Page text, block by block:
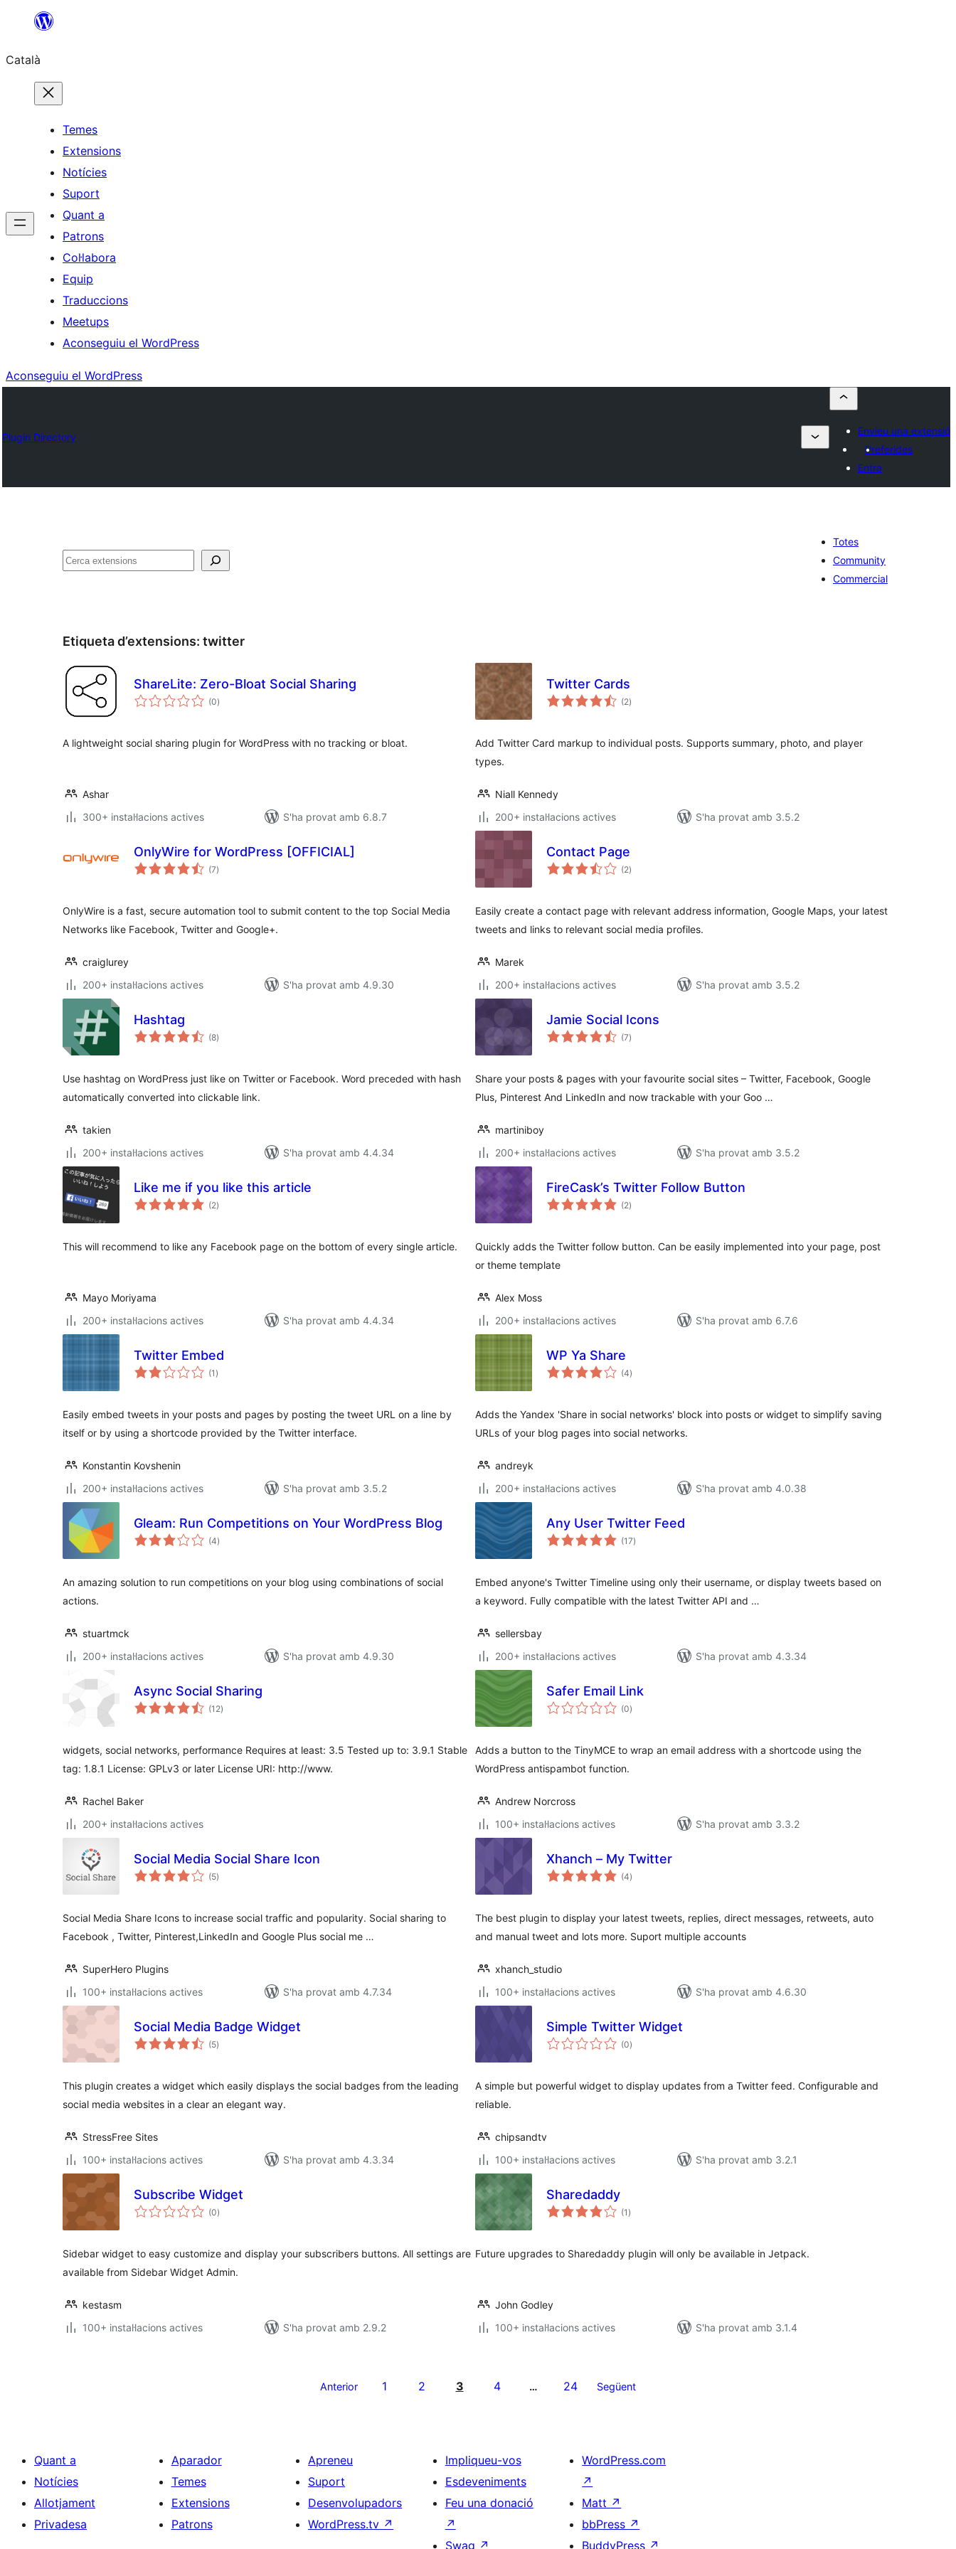
contingut
Català
Temes
Extensions
Notícies
Suport
Quant a
Patrons
Col·labora
Equip
Traduccions
Meetups
Aconseguiu el WordPress
Aconseguiu el WordPress
Plugin Directory
Envieu una extensió
Preferides
Entra
Cerca
Totes
Community
Commercial
Etiqueta d’extensions: twitter
ShareLite: Zero-Bloat Social Sharing
(0puntuacions
totals
)
A lightweight social sharing plugin for WordPress with no tracking or bloat.
Ashar
300+ instal·lacions actives
S'ha provat amb 6.8.7
Twitter Cards
(2puntuacions
totals
)
Add Twitter Card markup to individual posts. Supports summary, photo, and player
types.
Niall Kennedy
200+ instal·lacions actives
S'ha provat amb 3.5.2
OnlyWire for WordPress [OFFICIAL]
(7puntuacions
totals
)
OnlyWire is a fast, secure automation tool to submit content to the top Social Media
Networks like Facebook, Twitter and Google+.
craiglurey
200+ instal·lacions actives
S'ha provat amb 4.9.30
Contact Page
(2puntuacions
totals
)
Easily create a contact page with relevant address information, Google Maps, your latest
tweets and links to relevant social media profiles.
Marek
200+ instal·lacions actives
S'ha provat amb 3.5.2
Hashtag
(8puntuacions
totals
)
Use hashtag on WordPress just like on Twitter or Facebook. Word preceded with hash
automatically converted into clickable link.
takien
200+ instal·lacions actives
S'ha provat amb 4.4.34
Jamie Social Icons
(7puntuacions
totals
)
Share your posts & pages with your favourite social sites – Twitter, Facebook, Google
Plus, Pinterest And LinkedIn and now trackable with your Goo …
martiniboy
200+ instal·lacions actives
S'ha provat amb 3.5.2
Like me if you like this article
(2puntuacions
totals
)
This will recommend to like any Facebook page on the bottom of every single article.
Mayo Moriyama
200+ instal·lacions actives
S'ha provat amb 4.4.34
FireCask’s Twitter Follow Button
(2puntuacions
totals
)
Quickly adds the Twitter follow button. Can be easily implemented into your page, post
or theme template
Alex Moss
200+ instal·lacions actives
S'ha provat amb 6.7.6
Twitter Embed
(1 puntuacions
totals
)
Easily embed tweets in your posts and pages by posting the tweet URL on a line by
itself or by using a shortcode provided by the Twitter interface.
Konstantin Kovshenin
200+ instal·lacions actives
S'ha provat amb 3.5.2
WP Ya Share
(4puntuacions
totals
)
Adds the Yandex 'Share in social networks' block into posts or widget to simplify saving
URLs of your blog pages into social networks.
andreyk
200+ instal·lacions actives
S'ha provat amb 4.0.38
Gleam: Run Competitions on Your WordPress Blog
(4puntuacions
totals
)
An amazing solution to run competitions on your blog using combinations of social
actions.
stuartmck
200+ instal·lacions actives
S'ha provat amb 4.9.30
Any User Twitter Feed
(17puntuacions
totals
)
Embed anyone's Twitter Timeline using only their username, or display tweets based on
a keyword. Fully compatible with the latest Twitter API and …
sellersbay
200+ instal·lacions actives
S'ha provat amb 4.3.34
Async Social Sharing
(12puntuacions
totals
)
widgets, social networks, performance Requires at least: 3.5 Tested up to: 3.9.1 Stable
tag: 1.8.1 License: GPLv3 or later License URI: http://www.
Rachel Baker
200+ instal·lacions actives
Safer Email Link
(0puntuacions
totals
)
Adds a button to the TinyMCE to wrap an email address with a shortcode using the
WordPress antispambot function.
Andrew Norcross
100+ instal·lacions actives
S'ha provat amb 3.3.2
Social Media Social Share Icon
(5puntuacions
totals
)
Social Media Share Icons to increase social traffic and popularity. Social sharing to
Facebook , Twitter, Pinterest,LinkedIn and Google Plus social me …
SuperHero Plugins
100+ instal·lacions actives
S'ha provat amb 4.7.34
Xhanch – My Twitter
(4puntuacions
totals
)
The best plugin to display your latest tweets, replies, direct messages, retweets, auto
and manual tweet and lots more. Suport multiple accounts
xhanch_studio
100+ instal·lacions actives
S'ha provat amb 4.6.30
Social Media Badge Widget
(5puntuacions
totals
)
This plugin creates a widget which easily displays the social badges from the leading
social media websites in a clear an elegant way.
StressFree Sites
100+ instal·lacions actives
S'ha provat amb 4.3.34
Simple Twitter Widget
(0puntuacions
totals
)
A simple but powerful widget to display updates from a Twitter feed. Configurable and
reliable.
chipsandtv
100+ instal·lacions actives
S'ha provat amb 3.2.1
Subscribe Widget
(0puntuacions
totals
)
Sidebar widget to easy customize and display your subscribers buttons. All settings are
available from Sidebar Widget Admin.
kestasm
100+ instal·lacions actives
S'ha provat amb 2.9.2
Sharedaddy
(1 puntuacions
totals
)
Future upgrades to Sharedaddy plugin will only be available in Jetpack.
John Godley
100+ instal·lacions actives
S'ha provat amb 3.1.4
Anterior 1 2 3 4 … 24 Següent
Quant a
Notícies
Allotjament
Privadesa
Aparador
Temes
Extensions
Patrons
Apreneu
Suport
Desenvolupadors
WordPress.tv ↗
Impliqueu-vos
Esdeveniments
Feu una donació
↗
Swag ↗
WordPress.com
↗
Matt ↗
bbPress ↗
BuddyPress ↗